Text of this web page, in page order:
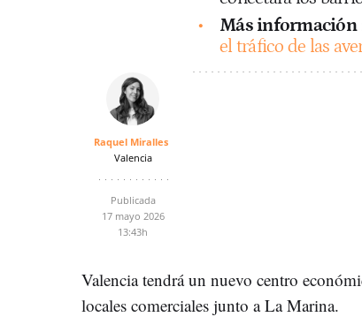
Más información
el tráfico de las
Raquel Miralles
Valencia
Publicada
17 mayo 2026
13:43h
Valencia tendrá un nuevo centro
locales comerciales junto a La Marina.